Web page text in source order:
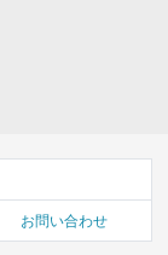
お問い合わせ